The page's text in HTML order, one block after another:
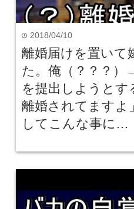
time 2018/04/10
離婚届けを置いて
た。俺（？？？）
を提出しようとす
離婚されてますよ
してこんな事に…